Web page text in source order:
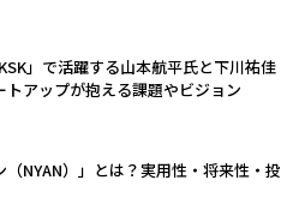
」で活躍する山本航平氏と下川祐佳
トアップが抱える課題やビジョン
（NYAN）」とは？実用性・将来性・投